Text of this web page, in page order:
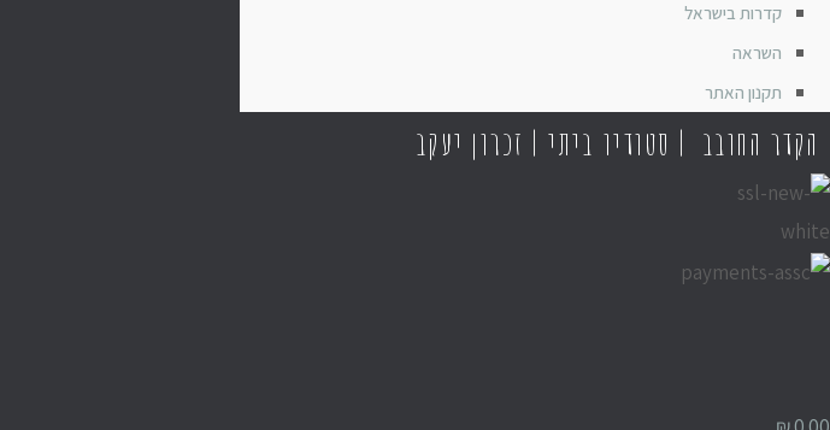
קדרות בישראל
השראה
תקנון האתר
הקדר החובב | סטודיו ביתי | זכרון יעקב